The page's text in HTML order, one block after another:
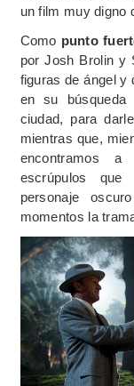
un film muy digno
Como punto
por Josh Brolin y
figuras de ángel y
en su
ciudad, para
mientras que,
encontramos
escrúpulos
personaje
momentos la